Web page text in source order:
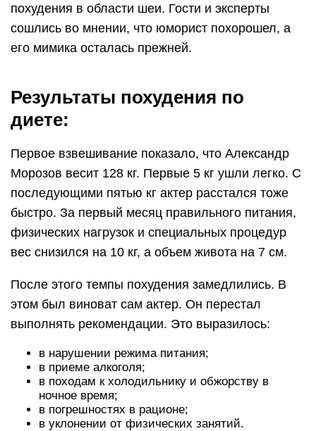
похудения в области шеи. Гости и эксперты
сошлись во мнении, что юморист похорошел, а
его мимика осталась прежней.
Результаты похудения по
диете:
Первое взвешивание показало, что Александр
Морозов весит 128 кг. Первые 5 кг ушли легко. С
последующими пятью кг актер расстался тоже
быстро. За первый месяц правильного питания,
физических нагрузок и специальных процедур
вес снизился на 10 кг, а объем живота на 7 см.
После этого темпы похудения замедлились. В
этом был виноват сам актер. Он перестал
выполнять рекомендации. Это выразилось:
в нарушении режима питания;
в приеме алкоголя;
в походам к холодильнику и обжорству в
ночное время;
в погрешностях в рационе;
в уклонении от физических занятий.